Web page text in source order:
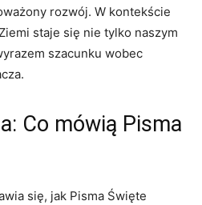
rozwój. W ⁢kontekście
staje się nie ⁣tylko naszym
szacunku ⁢wobec
Co mówią Pisma
⁤się, jak ​Pisma Święte